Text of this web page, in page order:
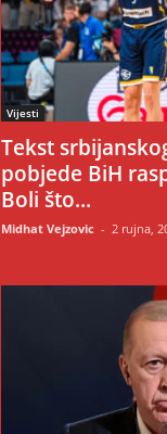
Vijesti
Tekst
pobjede BiH
Boli što...
Midhat Vejzovic - 2 rujna,